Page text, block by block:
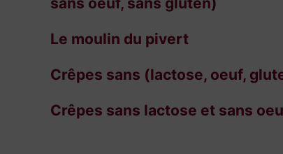
Le moulin du pivert
Crêpes sans (lactose, oeuf,
Crêpes sans lactose et sans